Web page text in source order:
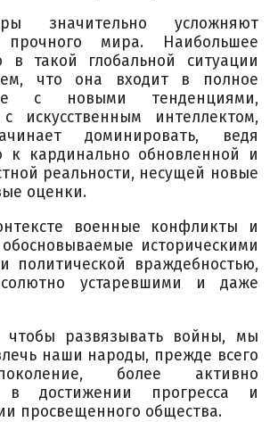
значительно усложняют
прочного мира. Наибольшее
в такой глобальной ситуации
что она входит в полное
с новыми тенденциями,
искусственным интеллектом,
доминировать, ведя
к кардинально обновленной и
реальности, несущей новые
оценки.
военные конфликты и
историческими
политической враждебностью,
устаревшими и даже
чтобы развязывать войны, мы
наши народы, прежде всего
более активно
в достижении прогресса и
просвещенного общества.